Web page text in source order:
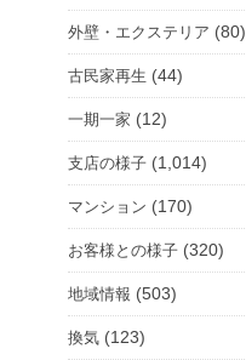
外壁・エクステリア (80)
古民家再生 (44)
一期一家 (12)
支店の様子 (1,014)
マンション (170)
お客様との様子 (320)
地域情報 (503)
換気 (123)